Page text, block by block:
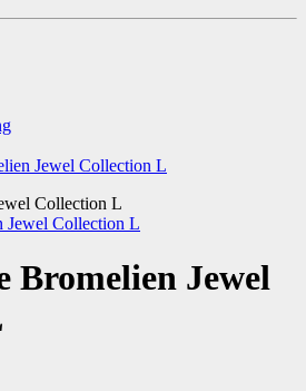
Jewel Collection L
Collection L
Bromelien Jewel